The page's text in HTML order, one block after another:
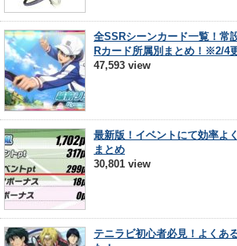
全SSRシーンカード一覧！常
Rカード所属別まとめ！※2/4
47,593 view
最新版！イベントにて効率よ
まとめ
30,801 view
テニラビ初心者必見！よくあ